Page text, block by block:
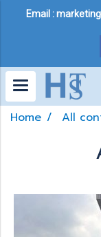
Email :
Home All